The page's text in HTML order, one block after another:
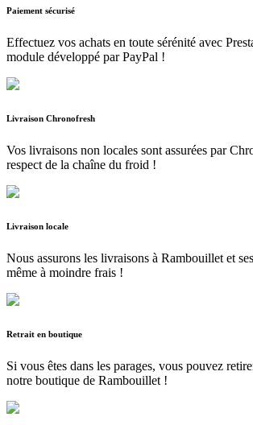
Paiement sécurisé
Effectuez vos achats en toute sérénité avec
module développé par PayPal !
Livraison Chronofresh
Vos livraisons non locales sont assurées par
respect de la chaîne du froid !
Livraison locale
Nous assurons les livraisons à Rambouillet et
même à moindre frais !
Retrait en boutique
Si vous êtes dans les parages, vous pouvez
notre boutique de Rambouillet !